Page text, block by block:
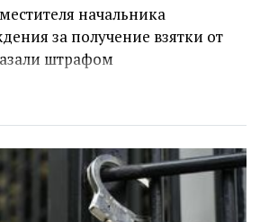
начальника
за получение взятки от
штрафом